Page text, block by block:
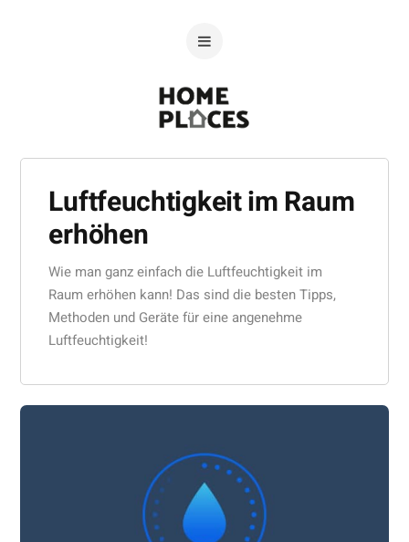
Luftfeuchtigkeit im Raum
erhöhen
Wie man ganz einfach die Luftfeuchtigkeit im
Raum erhöhen kann! Das sind die besten Tipps,
Methoden und Geräte für eine angenehme
Luftfeuchtigkeit!